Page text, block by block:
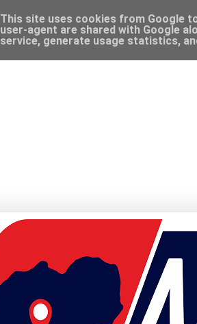
This site uses cookies from Google
user-agent are shared with Google
service, generate usage statistics,